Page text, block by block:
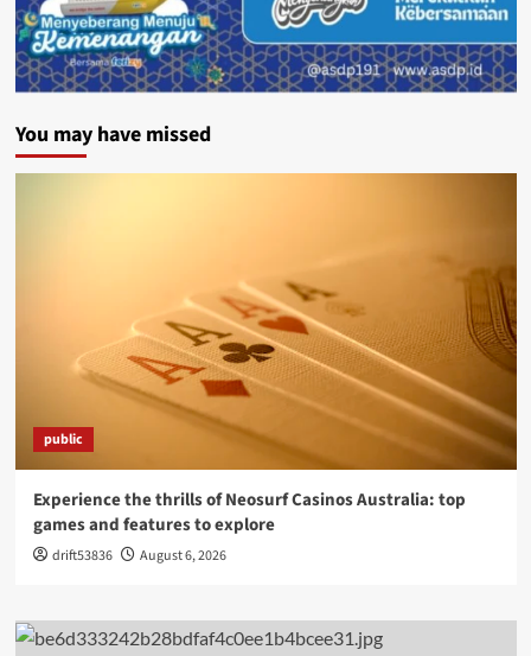
You may have missed
public
Experience the thrills of Neosurf Casinos Australia: top
games and features to explore
drift53836 August 6, 2026